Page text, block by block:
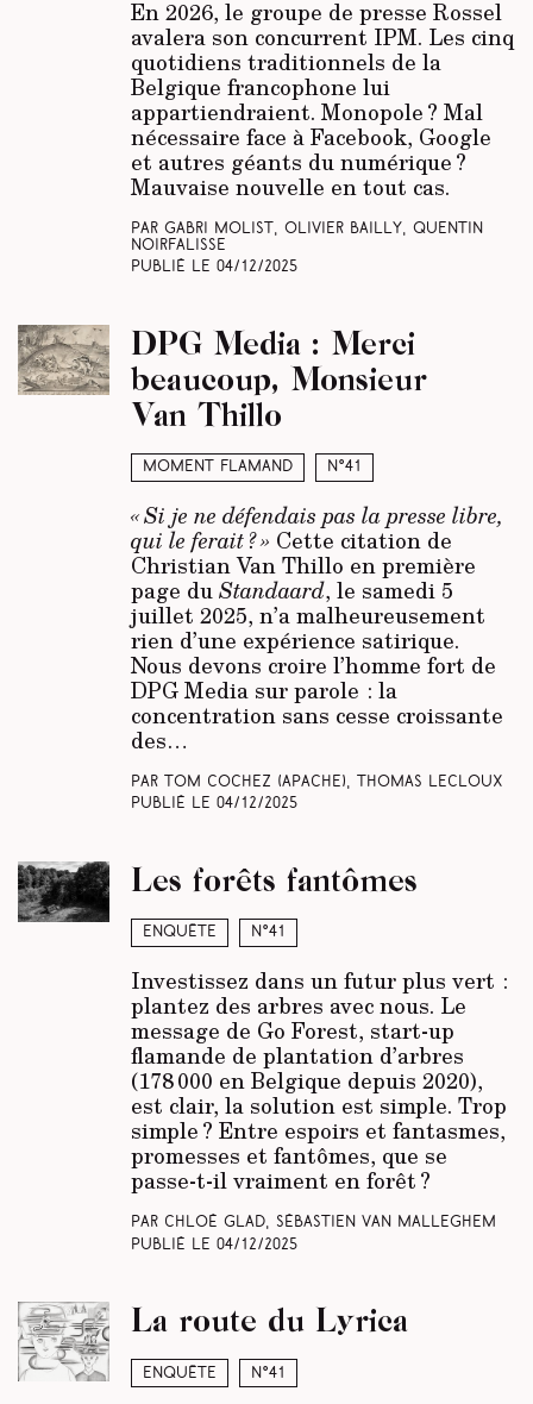
En 2026, le groupe de presse Rossel
avalera son concurrent IPM. Les cinq
quotidiens traditionnels de la
Belgique francophone lui
appartiendraient. Monopole ? Mal
nécessaire face à Facebook, Google
et autres géants du numérique ?
Mauvaise nouvelle en tout cas.
Par Gabri Molist, Olivier Bailly, Quentin
Noirfalisse
Publié le 04/12/2025
Moment Flamand N°41
DPG Media : Merci
beaucoup, Monsieur
Van Thillo
« Si je ne défendais pas la presse libre,
qui le ferait ? » Cette citation de
Christian Van Thillo en première
page duStandaard, le samedi 5
juillet 2025, n’a malheureusement
rien d’une expérience satirique.
Nous devons croire l’homme fort de
DPG Media sur parole : la
concentration sans cesse croissante
des…
Par Tom Cochez (Apache) , Thomas Lecloux
Publié le 04/12/2025
Enquête N°41
Les forêts fantômes
Investissez dans un futur plus vert :
plantez des arbres avec nous. Le
message de Go Forest, start-up
flamande de plantation d’arbres
(178 000 en Belgique depuis 2020),
est clair, la solution est simple. Trop
simple ? Entre espoirs et fantasmes,
promesses et fantômes, que se
passe-t-il vraiment en forêt ?
Par Chloé Glad, Sébastien Van Malleghem
Publié le 04/12/2025
Enquête N°41
La route du Lyrica